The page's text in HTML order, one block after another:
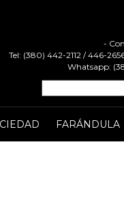
-
Tel: (380) 442-2112 / 446-
Whatsapp:
FARÁNDULA